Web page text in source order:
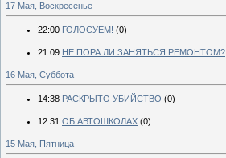
17 Мая, Воскресенье
22:00 ГОЛОСУЕМ! (0)
21:09 НЕ ПОРА ЛИ ЗАНЯТЬСЯ РЕМОНТОМ?
16 Мая, Суббота
14:38 РАСКРЫТО УБИЙСТВО (0)
12:31 ОБ АВТОШКОЛАХ (0)
15 Мая, Пятница